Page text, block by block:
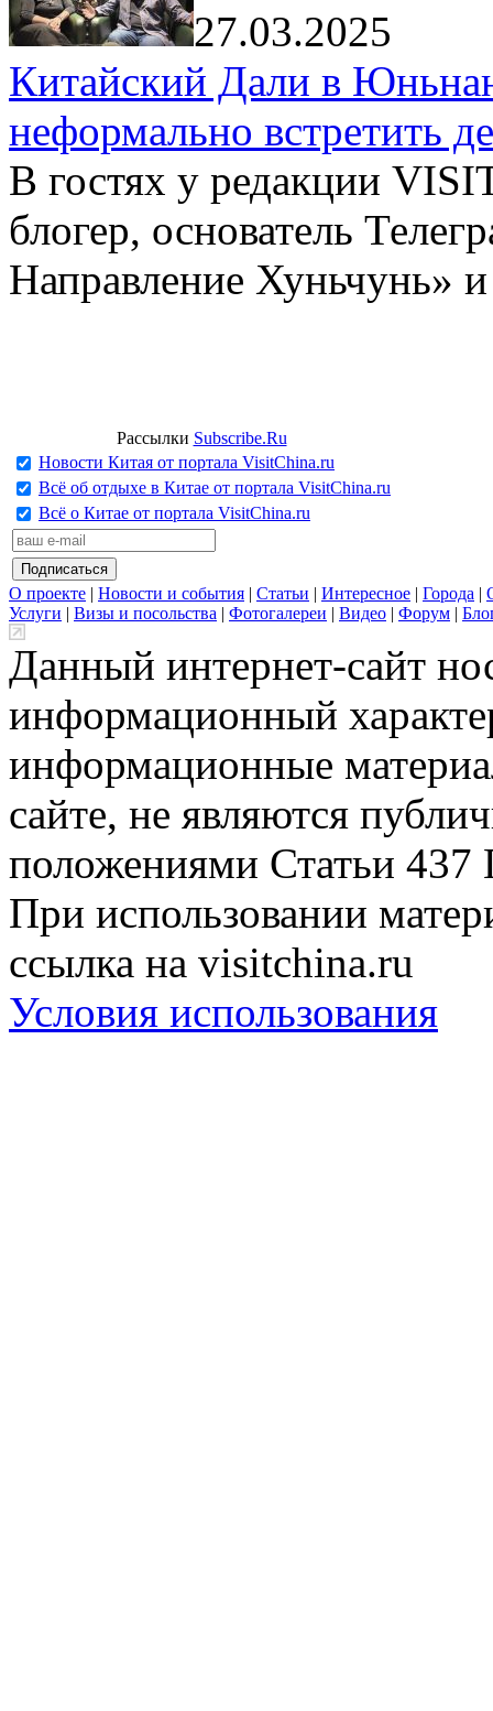
27.03.2025
Китайский Дали в
неформально встретить
В гостях у редакции
блогер, основатель
Направление Хуньчунь»
Рассылки Subscribe.Ru
Новости Китая от портала VisitChina.ru
Всё об отдыхе в Китае от портала VisitChina.ru
Всё о Китае от портала VisitChina.ru
О проекте | Новости и события | Статьи | Интересное | Города |
Услуги | Визы и посольства | Фотогалереи | Видео | Форум |
Данный интернет-сайт
информационный
информационные
сайте, не являются
положениями Статьи 437
При использовании
ссылка на visitchina.ru
Условия использования